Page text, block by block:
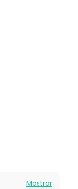
Mostrar